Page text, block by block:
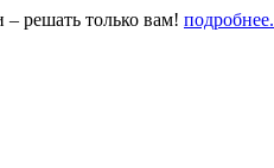
решать только вам!